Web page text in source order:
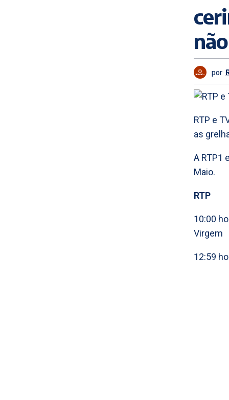
não
por
RTP e
as
A RTP1
Maio.
RTP
10:00
Virgem
12:59